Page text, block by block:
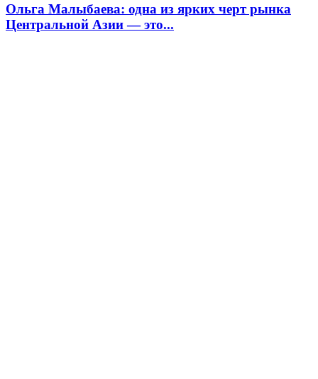
Ольга Малыбаева: одна из ярких черт рынка
Центральной Азии — это...